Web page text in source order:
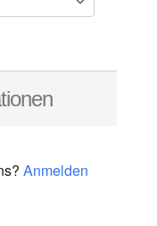
Anmelden